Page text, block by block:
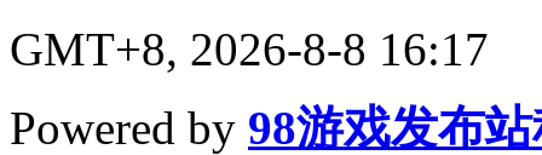
GMT+8, 2026-8-8 16:17
Powered by 98游戏发布